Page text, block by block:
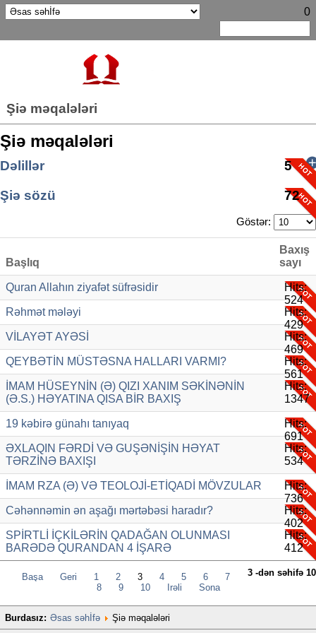
0
Şiə məqalələri
Şiə məqalələri
Dəlillər
5
Günün sözü
5
Şiə sözü 72
Göstər:
Başlıq
Baxış
sayı
Quran Allahın ziyafət süfrəsidir
Hits:
524
Rəhmət mələyi
Hits:
429
VİLAYӘT AYӘSİ
Hits:
469
QEYBƏTİN MÜSTƏSNA HALLARI VARMI?
Hits:
561
İMAM HÜSEYNİN (Ə) QIZI XANIM SƏKİNƏNİN
(Ə.S.) HƏYATINA QISA BİR BAXIŞ
Hits:
1347
19 kəbirə günahı tanıyaq
Hits:
691
ƏXLAQIN FƏRDİ VƏ GUŞƏNİŞİN HƏYAT
TƏRZİNƏ BAXIŞI
Hits:
534
İMAM RZA (Ə) VƏ TEOLOJİ-ETİQADİ MÖVZULAR
Hits:
736
Cəhənnəmin ən aşağı mərtəbəsi haradır?
Hits:
402
SPİRTLİ İÇKİLƏRİN QADAĞAN OLUNMASI
BARƏDƏ QURANDAN 4 İŞARƏ
Hits:
412
3 -dən səhifə 10
Başa Geri 1 2 3 4 5 6
7
8
9 10 İrəli Sona
Burdasız: Əsas səhİfə Şiə məqalələri